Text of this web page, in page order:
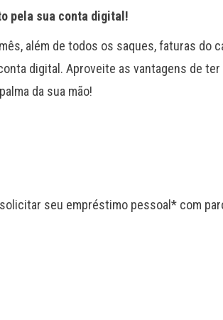
pela sua conta digital!
além de todos os saques, faturas do
digital. Aproveite as vantagens de ter
da sua mão!
seu empréstimo pessoal* com